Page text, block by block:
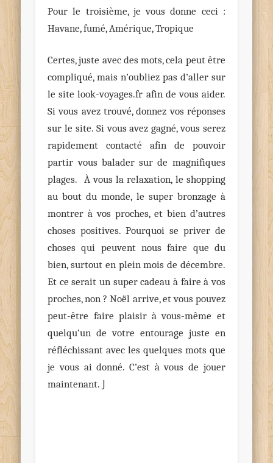
Pour le troisième, je vous donne ceci :
Havane, fumé, Amérique, Tropique
Certes, juste avec des mots, cela peut être
compliqué, mais n’oubliez pas d’aller sur
le site look-voyages.fr afin de vous aider.
Si vous avez trouvé, donnez vos réponses
sur le site. Si vous avez gagné, vous serez
rapidement contacté afin de pouvoir
partir vous balader sur de magnifiques
plages. À vous la relaxation, le shopping
au bout du monde, le super bronzage à
montrer à vos proches, et bien d’autres
choses positives. Pourquoi se priver de
choses qui peuvent nous faire que du
bien, surtout en plein mois de décembre.
Et ce serait un super cadeau à faire à vos
proches, non ? Noël arrive, et vous pouvez
peut-être faire plaisir à vous-même et
quelqu’un de votre entourage juste en
réfléchissant avec les quelques mots que
je vous ai donné. C’est à vous de jouer
maintenant. J